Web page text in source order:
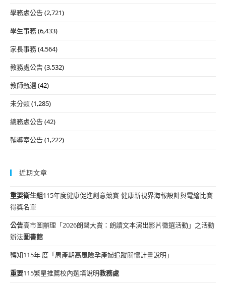
學務處公告(2,721)
學生事務(6,433)
家長事務(4,564)
教務處公告(3,532)
教師甄選(42)
未分類(1,285)
總務處公告(42)
輔導室公告(1,222)
近期文章
重要衛生組115年度健康促進創意競賽-健康新視界海報設計與電繪比賽
得獎名單
公告高市圖辦理「2026朗聲大賞：朗讀文本演出影片徵選活動」之活動
辦法圖書館
轉知115年 度「周產期高風險孕產婦追蹤關懷計畫說明」
重要115繁星推薦校內選填說明教務處